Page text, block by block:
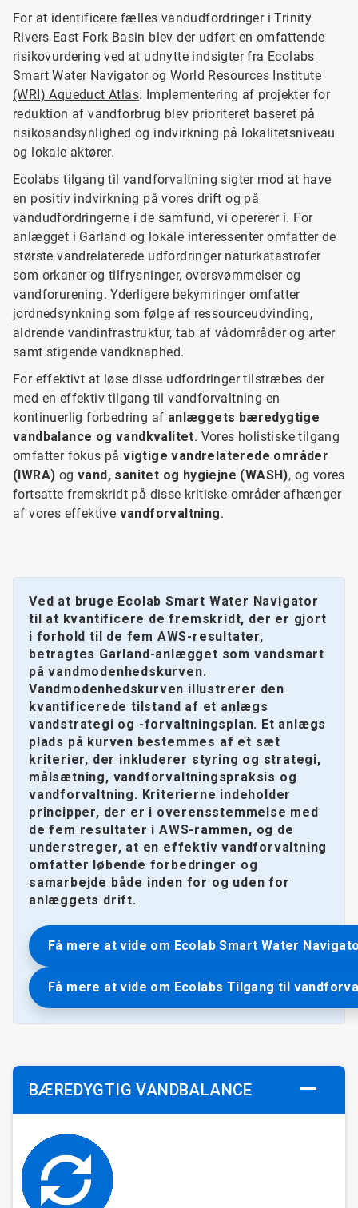
For at identificere fælles vandudfordringer i Trinity
Rivers East Fork Basin blev der udført en omfattende
risikovurdering ved at udnytte indsigter fra Ecolabs
Smart Water NavigatorogWorld Resources Institute
(WRI) Aqueduct Atlas. Implementering af projekter for
reduktion af vandforbrug blev prioriteret baseret på
risikosandsynlighed og indvirkning på lokalitetsniveau
og lokale aktører.
Ecolabs tilgang til vandforvaltning sigter mod at have
en positiv indvirkning på vores drift og på
vandudfordringerne i de samfund, vi opererer i. For
anlægget i Garland og lokale interessenter omfatter de
største vandrelaterede udfordringer naturkatastrofer
som orkaner og tilfrysninger, oversvømmelser og
vandforurening. Yderligere bekymringer omfatter
jordnedsynkning som følge af ressourceudvinding,
aldrende vandinfrastruktur, tab af vådområder og arter
samt stigende vandknaphed.
For effektivt at løse disse udfordringer tilstræbes der
med en effektiv tilgang til vandforvaltning en
kontinuerlig forbedring af anlæggets bæredygtige
vandbalance og vandkvalitet. Vores holistiske tilgang
omfatter fokus påvigtige vandrelaterede områder
(IWRA) ogvand, sanitet og hygiejne (WASH), og vores
fortsatte fremskridt på disse kritiske områder afhænger
af vores effektive vandforvaltning.
Ved at bruge Ecolab Smart Water Navigator
til at kvantificere de fremskridt, der er gjort
i forhold til de fem AWS-resultater,
betragtes Garland-anlægget som vandsmart
på vandmodenhedskurven.
Vandmodenhedskurven illustrerer den
kvantificerede tilstand af et anlægs
vandstrategi og -forvaltningsplan. Et anlægs
plads på kurven bestemmes af et sæt
kriterier, der inkluderer styring og strategi,
målsætning, vandforvaltningspraksis og
vandforvaltning. Kriterierne indeholder
principper, der er i overensstemmelse med
de fem resultater i AWS-rammen, og de
understreger, at en effektiv vandforvaltning
omfatter løbende forbedringer og
samarbejde både inden for og uden for
anlæggets drift.
Få mere at vide om Ecolab Smart Water
Få mere at vide om Ecolabs Tilgang til
BÆREDYGTIG VANDBALANCE